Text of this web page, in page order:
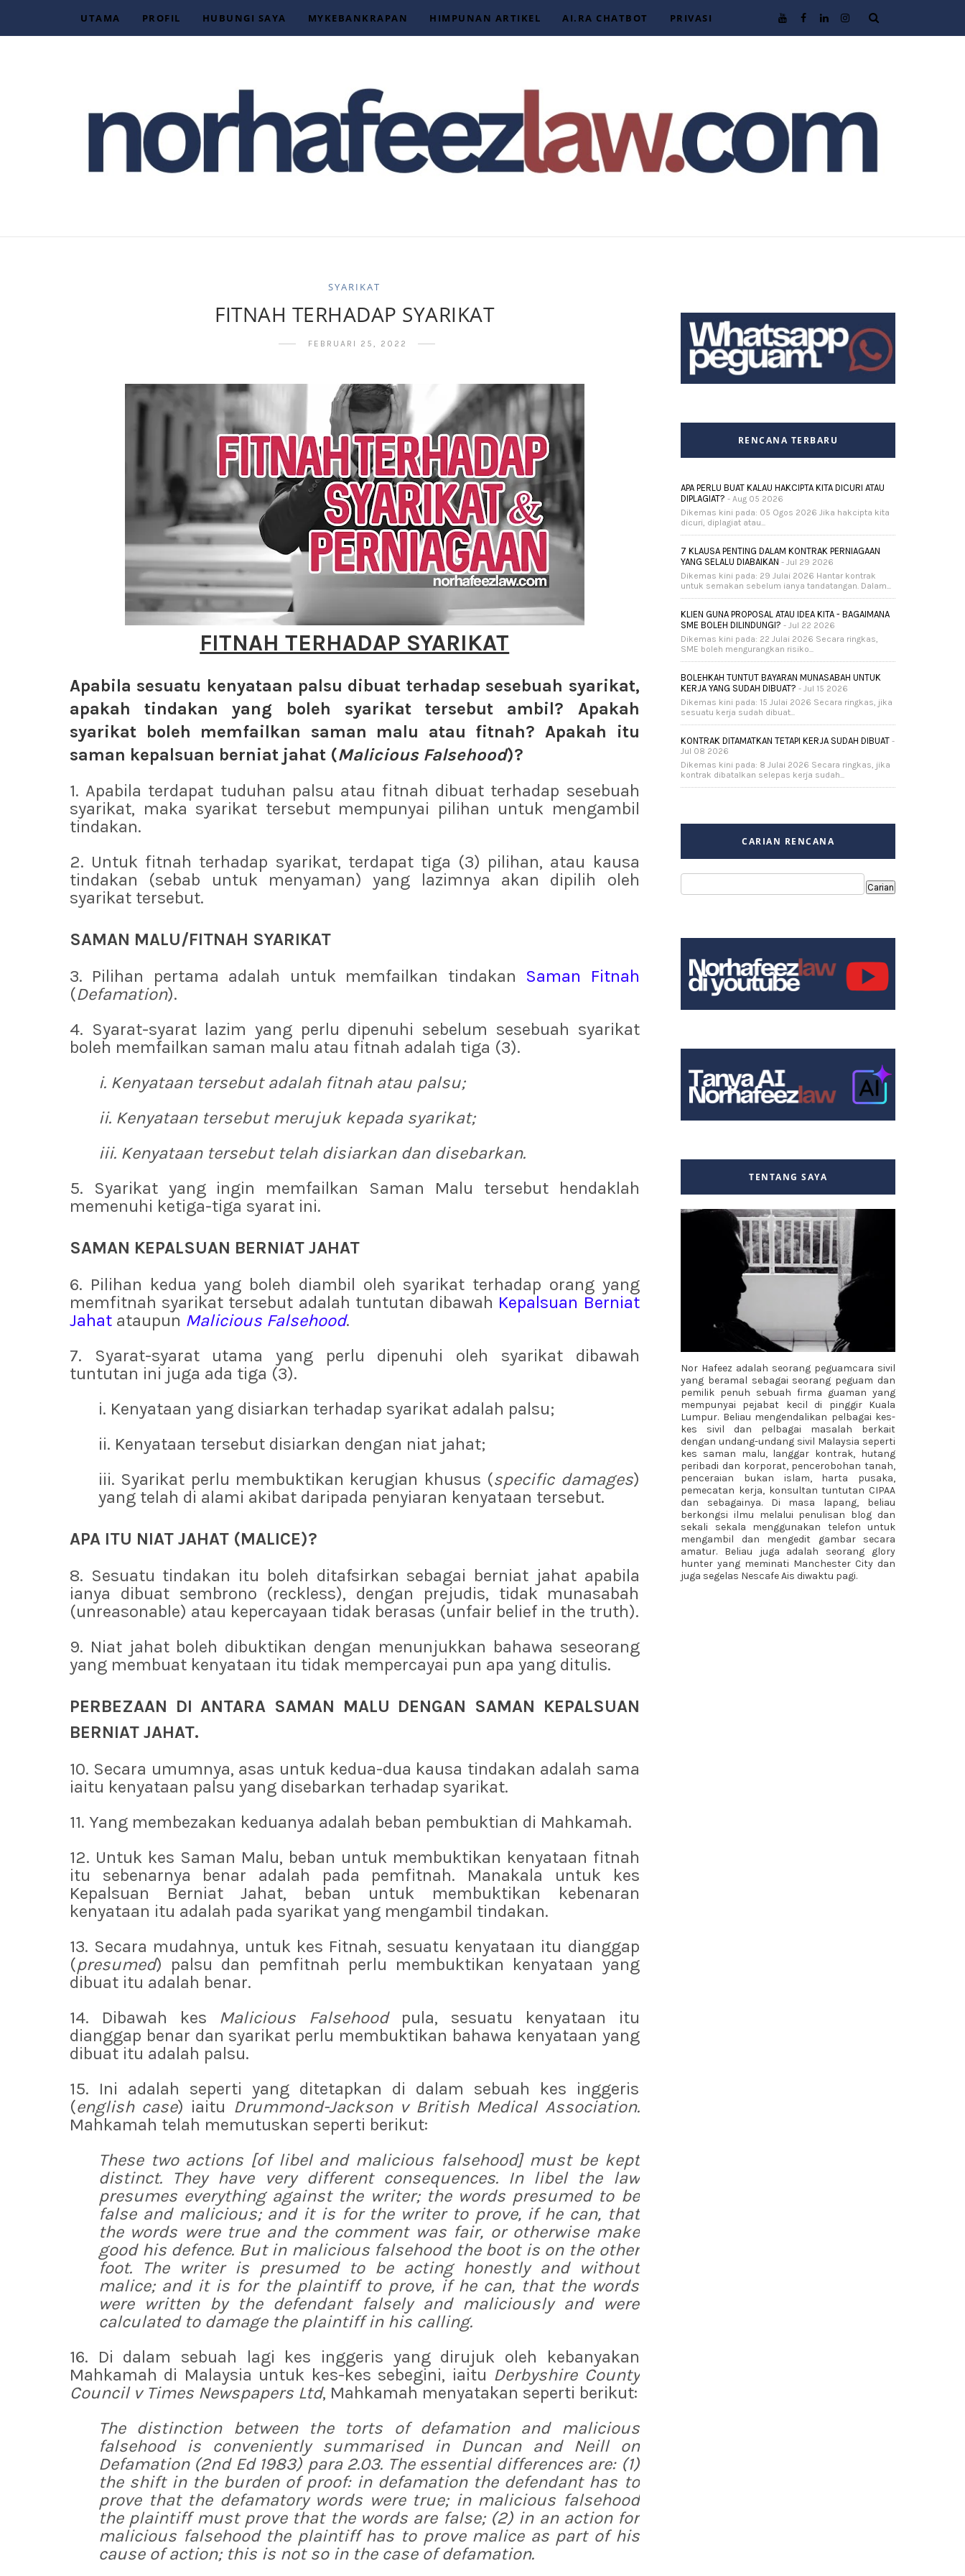
UTAMA PROFIL HUBUNGI SAYA MYKEBANKRAPAN HIMPUNAN ARTIKEL AI.RA CHATBOT PRIVASI
SYARIKAT
FITNAH TERHADAP SYARIKAT
FEBRUARI 25, 2022
FITNAH TERHADAP SYARIKAT
Apabila sesuatu kenyataan palsu dibuat terhadap sesebuah syarikat,
apakah tindakan yang boleh syarikat tersebut ambil? Apakah
syarikat boleh memfailkan saman malu atau fitnah? Apakah itu
saman kepalsuan berniat jahat (Malicious Falsehood)?
1. Apabila terdapat tuduhan palsu atau fitnah dibuat terhadap sesebuah
syarikat, maka syarikat tersebut mempunyai pilihan untuk mengambil
tindakan.
2. Untuk fitnah terhadap syarikat, terdapat tiga (3) pilihan, atau kausa
tindakan (sebab untuk menyaman) yang lazimnya akan dipilih oleh
syarikat tersebut.
SAMAN MALU/FITNAH SYARIKAT
3. Pilihan pertama adalah untuk memfailkan tindakan Saman Fitnah
(Defamation).
4. Syarat-syarat lazim yang perlu dipenuhi sebelum sesebuah syarikat
boleh memfailkan saman malu atau fitnah adalah tiga (3).
i. Kenyataan tersebut adalah fitnah atau palsu;
ii. Kenyataan tersebut merujuk kepada syarikat;
iii. Kenyataan tersebut telah disiarkan dan disebarkan.
5. Syarikat yang ingin memfailkan Saman Malu tersebut hendaklah
memenuhi ketiga-tiga syarat ini.
SAMAN KEPALSUAN BERNIAT JAHAT
6. Pilihan kedua yang boleh diambil oleh syarikat terhadap orang yang
memfitnah syarikat tersebut adalah tuntutan dibawah Kepalsuan Berniat
Jahat ataupun Malicious Falsehood.
7. Syarat-syarat utama yang perlu dipenuhi oleh syarikat dibawah
tuntutan ini juga ada tiga (3).
i. Kenyataan yang disiarkan terhadap syarikat adalah palsu;
ii. Kenyataan tersebut disiarkan dengan niat jahat;
iii. Syarikat perlu membuktikan kerugian khusus (specific damages)
yang telah di alami akibat daripada penyiaran kenyataan tersebut.
APA ITU NIAT JAHAT (MALICE)?
8. Sesuatu tindakan itu boleh ditafsirkan sebagai berniat jahat apabila
ianya dibuat sembrono (reckless), dengan prejudis, tidak munasabah
(unreasonable) atau kepercayaan tidak berasas (unfair belief in the truth).
9. Niat jahat boleh dibuktikan dengan menunjukkan bahawa seseorang
yang membuat kenyataan itu tidak mempercayai pun apa yang ditulis.
PERBEZAAN DI ANTARA SAMAN MALU DENGAN SAMAN KEPALSUAN
BERNIAT JAHAT.
10. Secara umumnya, asas untuk kedua-dua kausa tindakan adalah sama
iaitu kenyataan palsu yang disebarkan terhadap syarikat.
11. Yang membezakan keduanya adalah beban pembuktian di Mahkamah.
12. Untuk kes Saman Malu, beban untuk membuktikan kenyataan fitnah
itu sebenarnya benar adalah pada pemfitnah. Manakala untuk kes
Kepalsuan Berniat Jahat, beban untuk membuktikan kebenaran
kenyataan itu adalah pada syarikat yang mengambil tindakan.
13. Secara mudahnya, untuk kes Fitnah, sesuatu kenyataan itu dianggap
(presumed) palsu dan pemfitnah perlu membuktikan kenyataan yang
dibuat itu adalah benar.
14. Dibawah kes Malicious Falsehoodpula, sesuatu kenyataan itu
dianggap benar dan syarikat perlu membuktikan bahawa kenyataan yang
dibuat itu adalah palsu.
15. Ini adalah seperti yang ditetapkan di dalam sebuah kes inggeris
(english case) iaitu Drummond-Jackson v British Medical Association.
Mahkamah telah memutuskan seperti berikut:
These two actions [of libel and malicious falsehood] must be kept
distinct. They have very different consequences. In libel the law
presumes everything against the writer; the words presumed to be
false and malicious; and it is for the writer to prove, if he can, that
the words were true and the comment was fair, or otherwise make
good his defence. But in malicious falsehoodthe boot is on the other
foot. The writer is presumed to be acting honestly and without
malice; and it is for the plaintiff to prove, if he can, that the words
were written by the defendant falsely and maliciously and were
calculated to damage the plaintiff in his calling.
16. Di dalam sebuah lagi kes inggeris yang dirujuk oleh kebanyakan
Mahkamah di Malaysia untuk kes-kes sebegini, iaitu Derbyshire County
Council v Times Newspapers Ltd, Mahkamah menyatakan seperti berikut:
The distinction between the torts of defamation and malicious
falsehoodis conveniently summarised in Duncan and Neillon
Defamation(2nd Ed 1983) para 2.03. The essential differences are: (1)
the shift in the burden of proof: in defamation the defendant has to
prove that the defamatory words were true; in malicious falsehood
the plaintiff must prove that the words are false; (2) in an action for
malicious falsehoodthe plaintiff has to prove malice as part of his
cause of action; this is not so in the case of defamation.
RENCANA TERBARU
APA PERLU BUAT KALAU HAKCIPTA KITA DICURI ATAU
DIPLAGIAT? - Aug 05 2026
Dikemas kini pada: 05 Ogos 2026 Jika hakcipta kita
dicuri, diplagiat atau...
7 KLAUSA PENTING DALAM KONTRAK PERNIAGAAN
YANG SELALU DIABAIKAN - Jul 29 2026
Dikemas kini pada: 29 Julai 2026 Hantar kontrak
untuk semakan sebelum ianya tandatangan. Dalam...
KLIEN GUNA PROPOSAL ATAU IDEA KITA - BAGAIMANA
SME BOLEH DILINDUNGI? - Jul 22 2026
Dikemas kini pada: 22 Julai 2026 Secara ringkas,
SME boleh mengurangkan risiko...
BOLEHKAH TUNTUT BAYARAN MUNASABAH UNTUK
KERJA YANG SUDAH DIBUAT? - Jul 15 2026
Dikemas kini pada: 15 Julai 2026 Secara ringkas, jika
sesuatu kerja sudah dibuat...
KONTRAK DITAMATKAN TETAPI KERJA SUDAH DIBUAT -
Jul 08 2026
Dikemas kini pada: 8 Julai 2026 Secara ringkas, jika
kontrak dibatalkan selepas kerja sudah...
CARIAN RENCANA
TENTANG SAYA
Nor Hafeez adalah seorang peguamcara sivil
yang beramal sebagai seorang peguam dan
pemilik penuh sebuah firma guaman yang
mempunyai pejabat kecil di pinggir Kuala
Lumpur. Beliau mengendalikan pelbagai kes-
kes sivil dan pelbagai masalah berkait
dengan undang-undang sivil Malaysia seperti
kes saman malu, langgar kontrak, hutang
peribadi dan korporat, pencerobohan tanah,
penceraian bukan islam, harta pusaka,
pemecatan kerja, konsultan tuntutan CIPAA
dan sebagainya. Di masa lapang, beliau
berkongsi ilmu melalui penulisan blog dan
sekali sekala menggunakan telefon untuk
mengambil dan mengedit gambar secara
amatur. Beliau juga adalah seorang glory
hunter yang meminati Manchester City dan
juga segelas Nescafe Ais diwaktu pagi.